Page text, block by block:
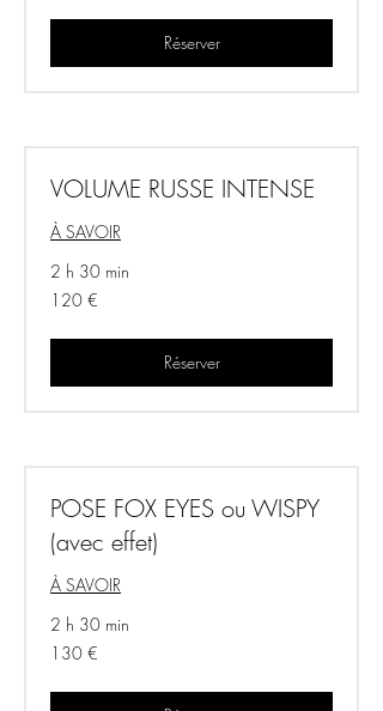
Réserver
VOLUME RUSSE INTENSE
À SAVOIR
2 h 30 min
120
euros
120 €
Réserver
POSE FOX EYES ou WISPY
(avec effet)
À SAVOIR
2 h 30 min
130
euros
130 €